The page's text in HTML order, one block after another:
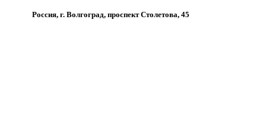
Россия, г. Волгоград, проспект Столетова, 45